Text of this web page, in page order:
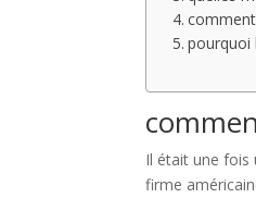
pourquoi
Il était une fois
firme